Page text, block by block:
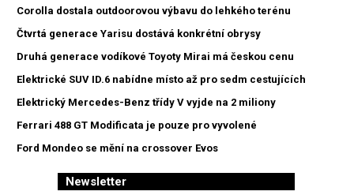
Corolla dostala outdoorovou výbavu do lehkého terénu
Čtvrtá generace Yarisu dostává konkrétní obrysy
Druhá generace vodíkové Toyoty Mirai má českou cenu
Elektrické SUV ID.6 nabídne místo až pro sedm cestujících
Elektrický Mercedes-Benz třídy V vyjde na 2 miliony
Ferrari 488 GT Modificata je pouze pro vyvolené
Ford Mondeo se mění na crossover Evos
Newsletter